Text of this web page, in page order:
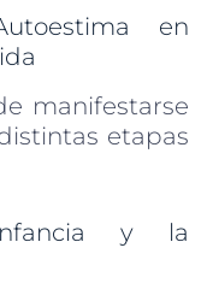
en
manifestarse
etapas
y la